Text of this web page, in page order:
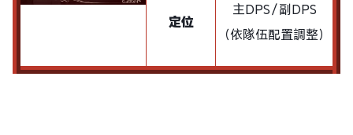
定位
主DPS／副DPS
（依隊伍配置調整）